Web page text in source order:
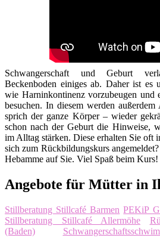
Schwangerschaft und Geburt
Beckenboden einiges ab. Daher ist es
wie Harninkontinenz vorzubeugen und
besuchen. In diesem werden
sprich der ganze Körper – wieder
schon nach der Geburt die Hinweise,
im Alltag stärken. Diese erhalten Sie oft
sich zum Rückbildungskurs
Hebamme auf Sie. Viel Spaß beim Kurs!
Angebote für Mütter in
Stillberatung Stillcafé Barmen PEKiP
Stillberatung Stillcafé Allermöhe
(Baden)